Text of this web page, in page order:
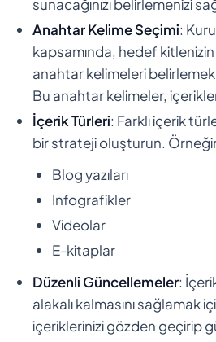
sunacağınızı belirlemenizi
Anahtar Kelime Seçimi:
kapsamında, hedef kitlenizin
anahtar kelimeleri
Bu anahtar kelimeler,
İçerik Türleri: Farklı içerik
bir strateji oluşturun.
Blog yazıları
Infografikler
Videolar
E-kitaplar
Düzenli Güncellemeler:
alakalı kalmasını sağlamak
içeriklerinizi gözden geçirip